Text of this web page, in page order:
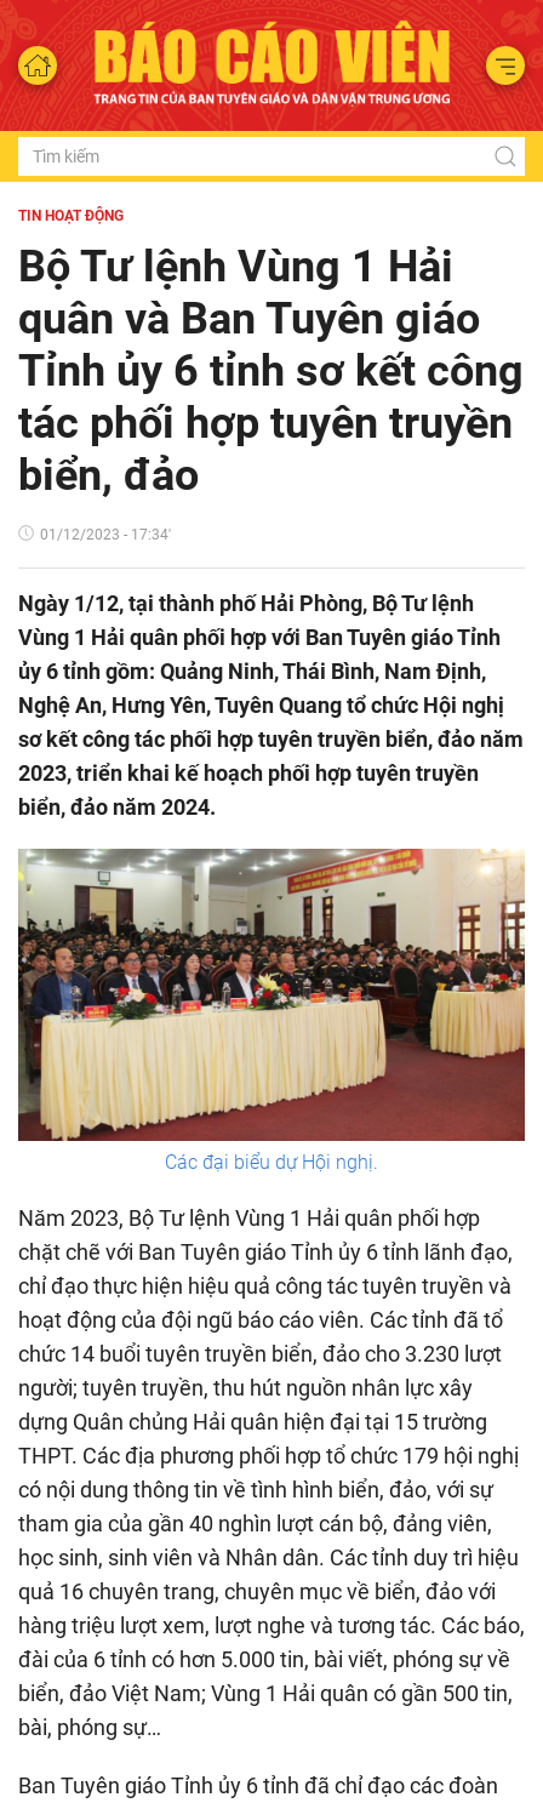
TIN HOẠT ĐỘNG
Bộ Tư lệnh Vùng 1 Hải
quân và Ban Tuyên giáo
Tỉnh ủy 6 tỉnh sơ kết công
tác phối hợp tuyên truyền
biển, đảo
01/12/2023 - 17:34'
Ngày 1/12, tại thành phố Hải Phòng, Bộ Tư lệnh
Vùng 1 Hải quân phối hợp với Ban Tuyên giáo Tỉnh
ủy 6 tỉnh gồm: Quảng Ninh, Thái Bình, Nam Định,
Nghệ An, Hưng Yên, Tuyên Quang tổ chức Hội nghị
sơ kết công tác phối hợp tuyên truyền biển, đảo năm
2023, triển khai kế hoạch phối hợp tuyên truyền
biển, đảo năm 2024.
Các đại biểu dự Hội nghị.
Năm 2023, Bộ Tư lệnh Vùng 1 Hải quân phối hợp
chặt chẽ với Ban Tuyên giáo Tỉnh ủy 6 tỉnh lãnh đạo,
chỉ đạo thực hiện hiệu quả công tác tuyên truyền và
hoạt động của đội ngũ báo cáo viên. Các tỉnh đã tổ
chức 14 buổi tuyên truyền biển, đảo cho 3.230 lượt
người; tuyên truyền, thu hút nguồn nhân lực xây
dựng Quân chủng Hải quân hiện đại tại 15 trường
THPT. Các địa phương phối hợp tổ chức 179 hội nghị
có nội dung thông tin về tình hình biển, đảo, với sự
tham gia của gần 40 nghìn lượt cán bộ, đảng viên,
học sinh, sinh viên và Nhân dân. Các tỉnh duy trì hiệu
quả 16 chuyên trang, chuyên mục về biển, đảo với
hàng triệu lượt xem, lượt nghe và tương tác. Các báo,
đài của 6 tỉnh có hơn 5.000 tin, bài viết, phóng sự về
biển, đảo Việt Nam; Vùng 1 Hải quân có gần 500 tin,
bài, phóng sự…
Ban Tuyên giáo Tỉnh ủy 6 tỉnh đã chỉ đạo các đoàn